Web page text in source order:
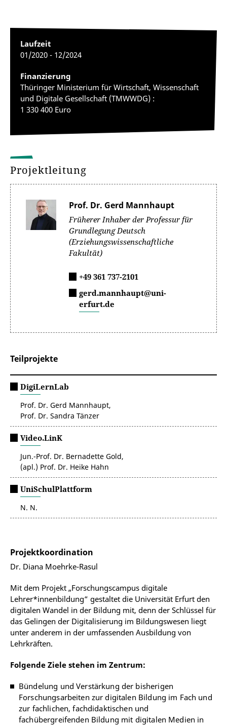
Laufzeit
01/2020 - 12/2024
Finanzierung
Thüringer Ministerium für Wirtschaft, Wissenschaft
und Digitale Gesellschaft (TMWWDG) :
1 330 400 Euro
Projektleitung
Prof. Dr. Gerd Mannhaupt
Früherer Inhaber der Professur für
Grundlegung Deutsch
(Erziehungswissenschaftliche
Fakultät)
+49 361 737-2101
gerd.mannhaupt@uni-
erfurt.de
Teilprojekte
DigiLernLab
Prof. Dr. Gerd Mannhaupt,
Prof. Dr. Sandra Tänzer
Video.LinK
Jun.-Prof. Dr. Bernadette Gold,
(apl.) Prof. Dr. Heike Hahn
UniSchulPlattform
N. N.
Projektkoordination
Dr. Diana Moehrke-Rasul
Mit dem Projekt „Forschungscampus digitale
Lehrer*innenbildung“ gestaltet die Universität Erfurt den
digitalen Wandel in der Bildung mit, denn der Schlüssel für
das Gelingen der Digitalisierung im Bildungswesen liegt
unter anderem in der umfassenden Ausbildung von
Lehrkräften.
Folgende Ziele stehen im Zentrum:
Bündelung und Verstärkung der bisherigen
Forschungsarbeiten zur digitalen Bildung im Fach und
zur fachlichen, fachdidaktischen und
fachübergreifenden Bildung mit digitalen Medien in